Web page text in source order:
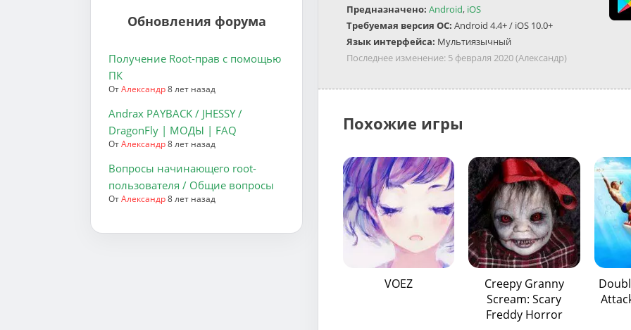
Предназначено: Android, iOS
Требуемая версия ОС: Android 4.4+ / iOS 10.0+
Язык интерфейса: Мультиязычный
Последнее изменение: 5 февраля 2020(Александр)
Похожие игры
VOEZ
Creepy Granny
Scream: Scary
Freddy Horror
Обновления форума
Получение Root-прав с помощью
ПК
ОтАлександр8 лет назад
Andrax PAYBACK / JHESSY /
DragonFly | МОДЫ | FAQ
ОтАлександр8 лет назад
Вопросы начинающего root-
пользователя / Общие вопросы
ОтАлександр8 лет назад